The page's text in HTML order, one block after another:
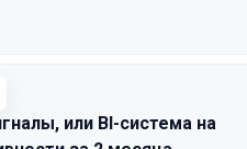
или BI-система на